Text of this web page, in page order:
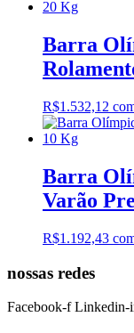
Barra
R$1.532,12
Barra
Varão
R$1.192,43
nossas redes
Facebook-f Linkedin-